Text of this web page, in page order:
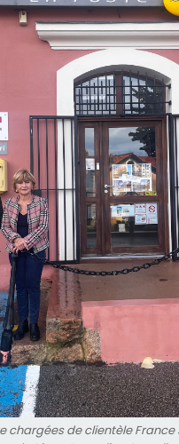
chargées de clientèle France